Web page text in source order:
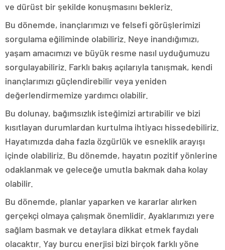
ve dürüst bir şekilde konuşmasını bekleriz.
Bu dönemde, inançlarımızı ve felsefi görüşlerimizi
sorgulama eğiliminde olabiliriz. Neye inandığımızı,
yaşam amacımızı ve büyük resme nasıl uyduğumuzu
sorgulayabiliriz. Farklı bakış açılarıyla tanışmak, kendi
inançlarımızı güçlendirebilir veya yeniden
değerlendirmemize yardımcı olabilir.
Bu dolunay, bağımsızlık isteğimizi artırabilir ve bizi
kısıtlayan durumlardan kurtulma ihtiyacı hissedebiliriz.
Hayatımızda daha fazla özgürlük ve esneklik arayışı
içinde olabiliriz. Bu dönemde, hayatın pozitif yönlerine
odaklanmak ve geleceğe umutla bakmak daha kolay
olabilir.
Bu dönemde, planlar yaparken ve kararlar alırken
gerçekçi olmaya çalışmak önemlidir. Ayaklarımızı yere
sağlam basmak ve detaylara dikkat etmek faydalı
olacaktır. Yay burcu enerjisi bizi birçok farklı yöne